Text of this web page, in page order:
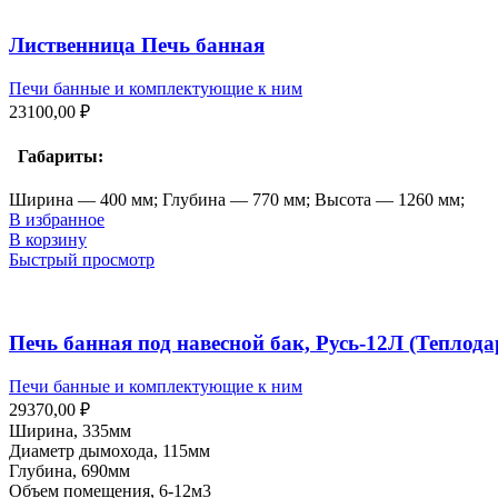
Лиственница Печь банная
Печи банные и комплектующие к ним
23100,00 ₽
Габариты:
Ширина — 400 мм; Глубина — 770 мм; Высота — 1260 мм;
В избранное
В корзину
Быстрый просмотр
Печь банная под навесной бак, Русь-12Л
Печи банные и комплектующие к ним
29370,00 ₽
Ширина, 335мм
Диаметр дымохода, 115мм
Глубина, 690мм
Объем помещения, 6-12м3